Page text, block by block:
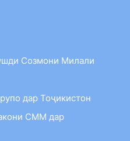
Созмони Милали
дар Тоҷикистон
СММ дар